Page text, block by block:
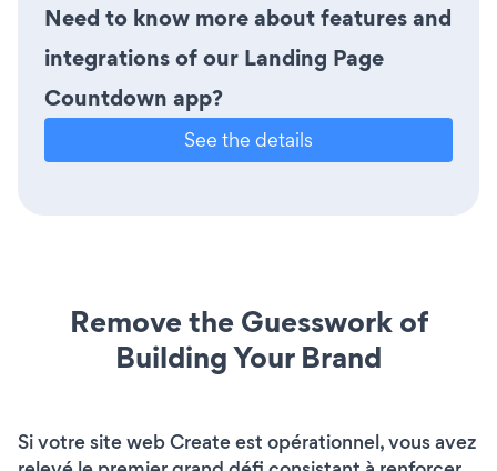
Need to know more about features and
integrations of our Landing Page
Countdown app?
See the details
Remove the Guesswork of
Building Your Brand
Si votre site web Create est opérationnel, vous avez